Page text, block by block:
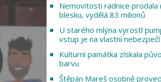
Nemovitosti radnice prodala
blesku, vydělá 83 milionů
U starého mlýna vyrostl
vstup je na vlastní nebezpečí
Kulturní památka získala
barvu
Štěpán Mareš osobně